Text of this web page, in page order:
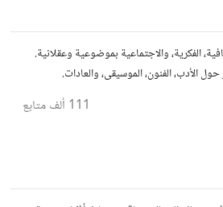
الفكرية، والاجتماعية بموضوعية وعقلانية.
الأدب، الفنون، الموسيقى، والعادات.
111 ألف متابع